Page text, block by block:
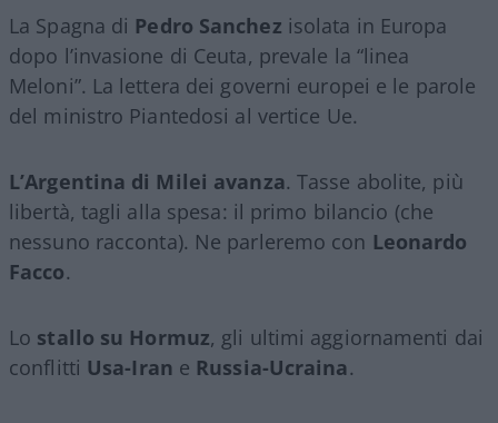
La Spagna di Pedro Sanchez isolata in Europa
dopo l’invasione di Ceuta, prevale la “linea
Meloni”. La lettera dei governi europei e le parole
del ministro Piantedosi al vertice Ue.
L’Argentina di Milei avanza. Tasse abolite, più
libertà, tagli alla spesa: il primo bilancio (che
nessuno racconta). Ne parleremo con Leonardo
Facco.
Lo stallo su Hormuz, gli ultimi aggiornamenti dai
conflitti Usa-Iran e Russia-Ucraina.